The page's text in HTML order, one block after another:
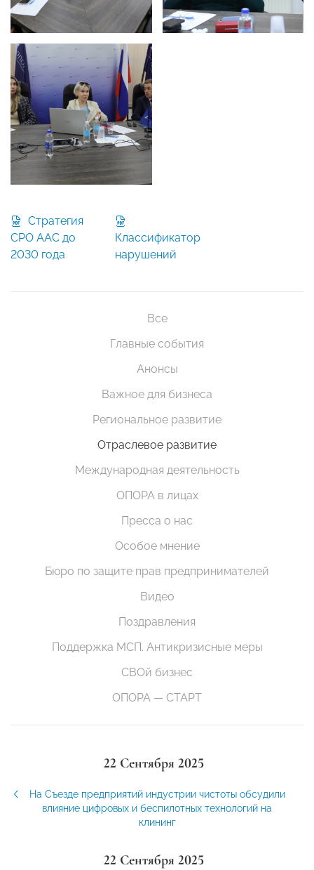
СРО ААС до
2030 года
Классификатор
нарушений
Все
Главные события
Анонсы
Важное для бизнеса
Региональное развитие
Отраслевое развитие
Международная деятельность
ОПОРА в лицах
Пресса о нас
Особое мнение
Бюро по защите прав предпринимателей
Видео
Поздравления
Поддержка МСП. Антикризисные меры
СВОй бизнес
ОПОРА — СТАРТ
22 Сентября 2025
На Съезде предприятий индустрии чистоты обсудили
влияние цифровых и беспилотных технологий на
клининг
22 Сентября 2025